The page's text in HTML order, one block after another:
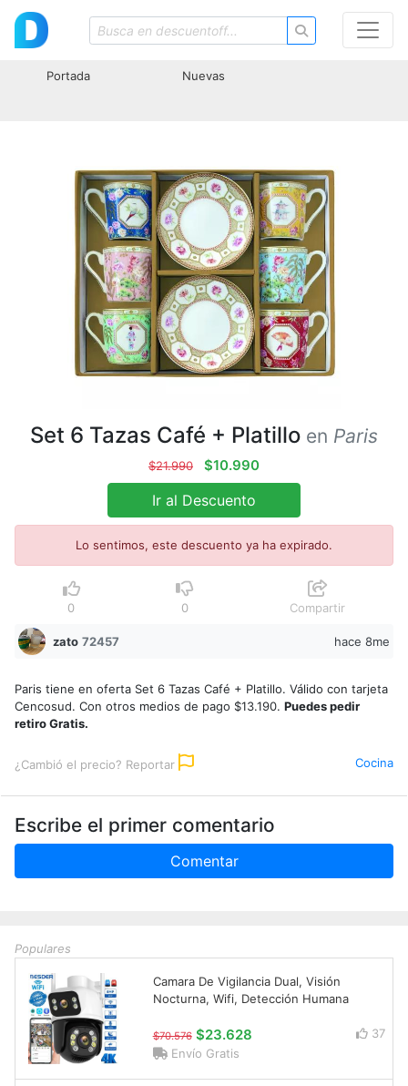
Portada Nuevas
Set 6 Tazas Café + Platillo en Paris
$21.990 $10.990
Ir al Descuento
Lo sentimos, este descuento ya ha expirado.
0 0 Compartir
zato 72457 hace 8me
Paris tiene en oferta Set 6 Tazas Café + Platillo. Válido con tarjeta
Cencosud. Con otros medios de pago $13.190. Puedes pedir
retiro Gratis.
¿Cambió el precio? Reportar Cocina
Escribe el primer comentario
Comentar
Populares
Camara De Vigilancia Dual, Visión
Nocturna, Wifi, Detección Humana
$70.576 $23.628
37
Envío Gratis